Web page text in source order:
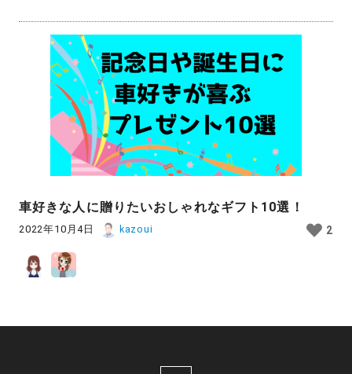
車好きな人に贈りたいおしゃれなギフト10選！
2022年10月4日 kazoui 2